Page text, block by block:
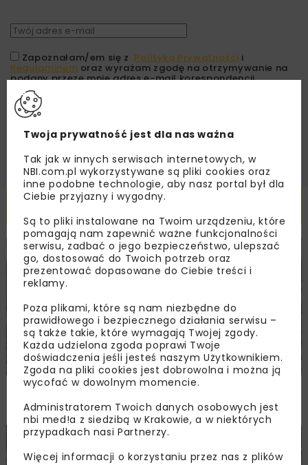
Zapoznałam/em się z Polityką Prywatności i
Regulaminem oraz wyrażam zgodę na otrzymywanie na
podany przeze mnie adres e-mail korespondencji
handlowej w postaci newslettera.
Powiązane artykuły
KOLEJ WIADOMOŚCI INWESTYCJE
PKP PLK ogłosiły przetarg na odcinek Gdów
– Szczyrzyc projektu Podłęże–Piekiełko
INWESTYCJE
Twoja prywatność jest dla nas ważna
Tak jak w innych serwisach internetowych, w
NBI.com.pl wykorzystywane są pliki cookies oraz
inne podobne technologie, aby nasz portal był dla
Ciebie przyjazny i wygodny.
Są to pliki instalowane na Twoim urządzeniu, które
pomagają nam zapewnić ważne funkcjonalności
serwisu, zadbać o jego bezpieczeństwo, ulepszać
go, dostosować do Twoich potrzeb oraz
prezentować dopasowane do Ciebie treści i
reklamy.
Poza plikami, które są nam niezbędne do
prawidłowego i bezpiecznego działania serwisu –
są także takie, które wymagają Twojej zgody.
Każda udzielona zgoda poprawi Twoje
doświadczenia jeśli jesteś naszym Użytkownikiem.
Zgoda na pliki cookies jest dobrowolna i można ją
wycofać w dowolnym momencie.
Administratorem Twoich danych osobowych jest
nbi med!a z siedzibą w Krakowie, a w niektórych
przypadkach nasi Partnerzy.
Więcej informacji o korzystaniu przez nas z plików